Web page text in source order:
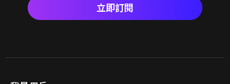
立即訂閱